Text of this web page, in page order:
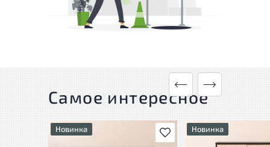
Самое интересное
В избранное
Новинка Новинка